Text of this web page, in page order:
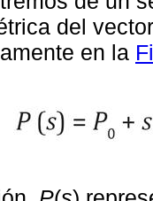
del
en la